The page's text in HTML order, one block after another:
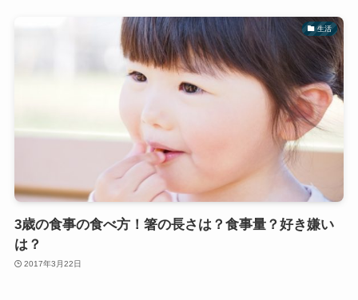
生活
3歳の食事の食べ方！箸の長さは？食事量？好き嫌い
は？
2017年3月22日